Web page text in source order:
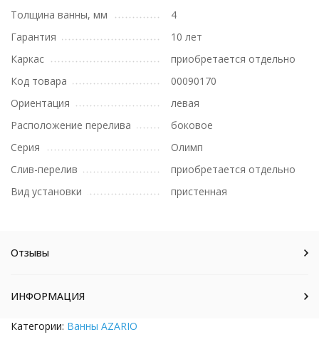
Толщина ванны, мм
4
Гарантия
10 лет
Каркас
приобретается отдельно
Код товара
00090170
Ориентация
левая
Расположение перелива
боковое
Серия
Олимп
Слив-перелив
приобретается отдельно
Вид установки
пристенная
Отзывы
ИНФОРМАЦИЯ
Категории: Ванны AZARIO